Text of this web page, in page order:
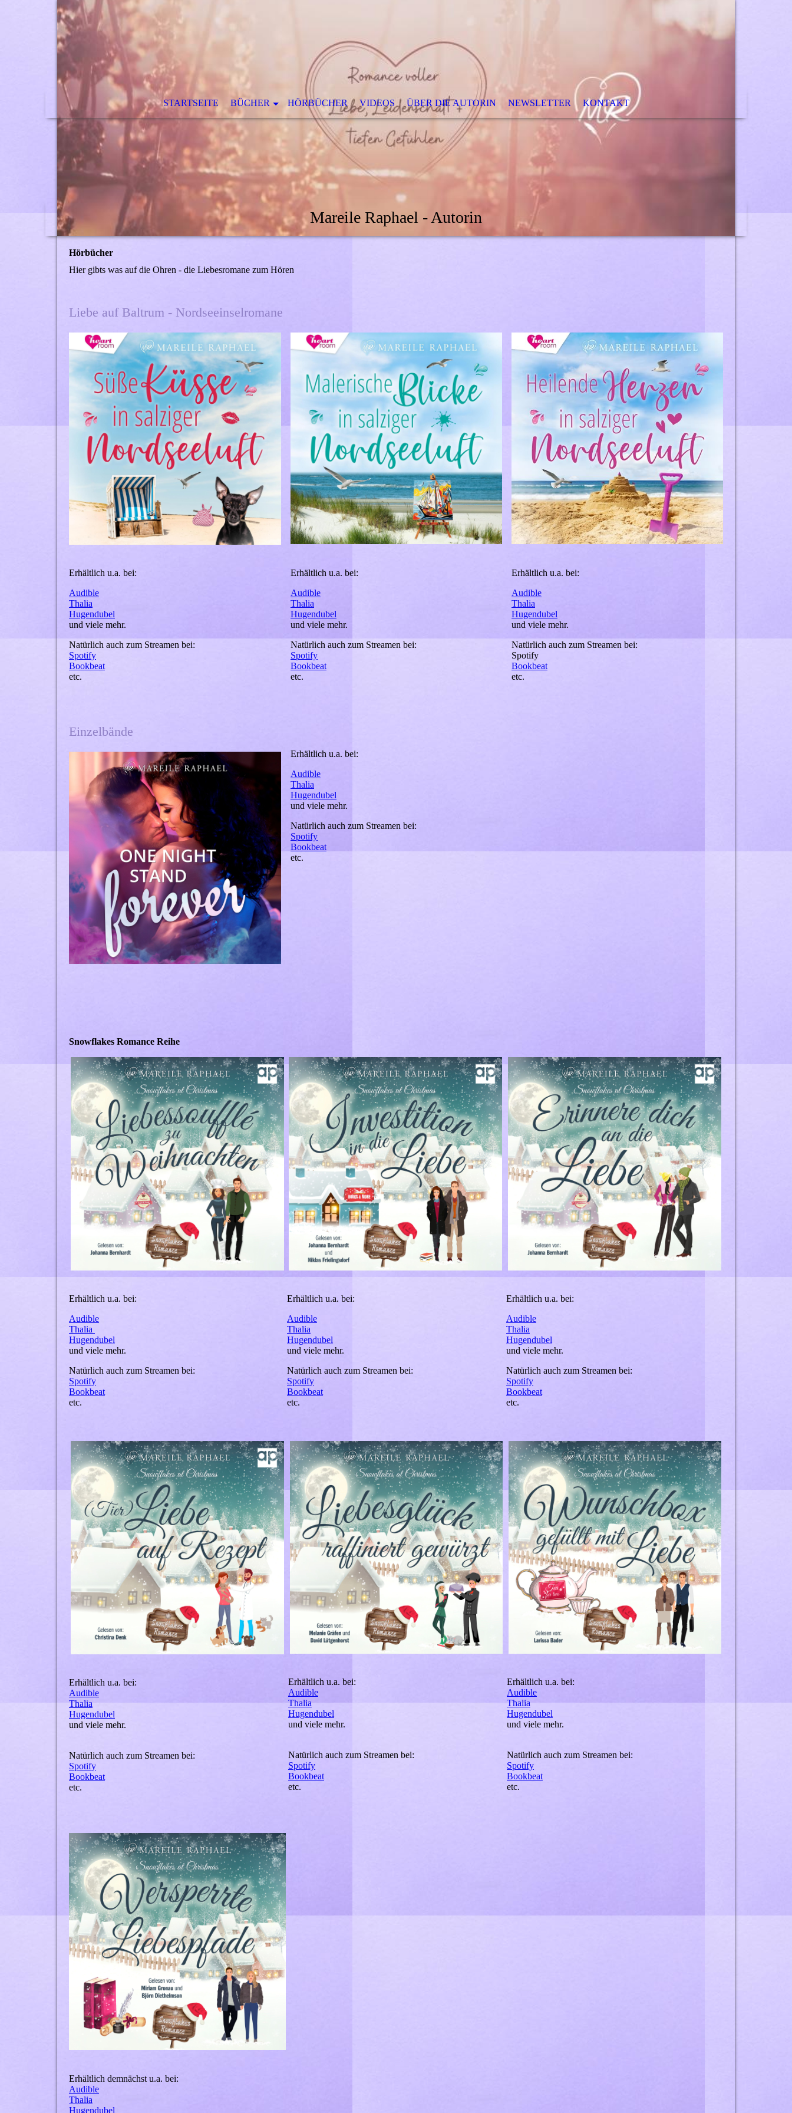
STARTSEITE BÜCHER HÖRBÜCHER VIDEOS ÜBER DIE AUTORIN NEWSLETTER KONTAKT
Mareile Raphael - Autorin
Hörbücher
Hier gibts was auf die Ohren - die Liebesromane zum Hören
Liebe auf Baltrum - Nordseeinselromane
Erhältlich u.a. bei:
Audible
Thalia
Hugendubel
und viele mehr.
Natürlich auch zum Streamen bei:
Spotify
Bookbeat
etc.
Erhältlich u.a. bei:
Audible
Thalia
Hugendubel
und viele mehr.
Natürlich auch zum Streamen bei:
Spotify
Bookbeat
etc.
Erhältlich u.a. bei:
Audible
Thalia
Hugendubel
und viele mehr.
Natürlich auch zum Streamen bei:
Spotify
Bookbeat
etc.
Einzelbände
Erhältlich u.a. bei:
Audible
Thalia
Hugendubel
und viele mehr.
Natürlich auch zum Streamen bei:
Spotify
Bookbeat
etc.
Snowflakes Romance Reihe
Erhältlich u.a. bei:
Audible
Thalia
Hugendubel
und viele mehr.
Natürlich auch zum Streamen bei:
Spotify
Bookbeat
etc.
Erhältlich u.a. bei:
Audible
Thalia
Hugendubel
und viele mehr.
Natürlich auch zum Streamen bei:
Spotify
Bookbeat
etc.
Erhältlich u.a. bei:
Audible
Thalia
Hugendubel
und viele mehr.
Natürlich auch zum Streamen bei:
Spotify
Bookbeat
etc.
Erhältlich u.a. bei:
Audible
Thalia
Hugendubel
und viele mehr.
Natürlich auch zum Streamen bei:
Spotify
Bookbeat
etc.
Erhältlich u.a. bei:
Audible
Thalia
Hugendubel
und viele mehr.
Natürlich auch zum Streamen bei:
Spotify
Bookbeat
etc.
Erhältlich u.a. bei:
Audible
Thalia
Hugendubel
und viele mehr.
Natürlich auch zum Streamen bei:
Spotify
Bookbeat
etc.
Erhältlich demnächst u.a. bei:
Audible
Thalia
Hugendubel